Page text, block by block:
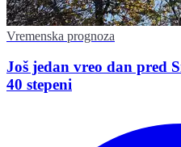
Vremenska prognoza
Još jedan vreo dan pred
40 stepeni